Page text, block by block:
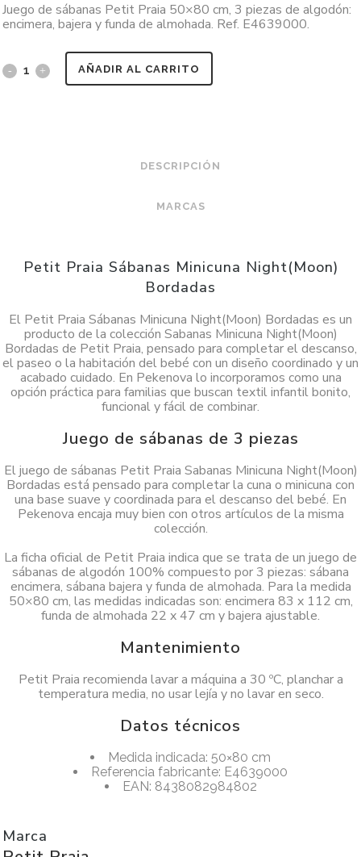
Juego de sábanas Petit Praia 50×80 cm, 3 piezas de algodón:
encimera, bajera y funda de almohada. Ref. E4639000.
AÑADIR AL CARRITO
DESCRIPCIÓN
MARCAS
Petit Praia Sábanas Minicuna Night(Moon)
Bordadas
El Petit Praia Sábanas Minicuna Night(Moon) Bordadas es un
producto de la colección Sabanas Minicuna Night(Moon)
Bordadas de Petit Praia, pensado para completar el descanso,
el paseo o la habitación del bebé con un diseño coordinado y un
acabado cuidado. En Pekenova lo incorporamos como una
opción práctica para familias que buscan textil infantil bonito,
funcional y fácil de combinar.
Juego de sábanas de 3 piezas
El juego de sábanas Petit Praia Sabanas Minicuna Night(Moon)
Bordadas está pensado para completar la cuna o minicuna con
una base suave y coordinada para el descanso del bebé. En
Pekenova encaja muy bien con otros artículos de la misma
colección.
La ficha oficial de Petit Praia indica que se trata de un juego de
sábanas de algodón 100% compuesto por 3 piezas: sábana
encimera, sábana bajera y funda de almohada. Para la medida
50×80 cm, las medidas indicadas son: encimera 83 x 112 cm,
funda de almohada 22 x 47 cm y bajera ajustable.
Mantenimiento
Petit Praia recomienda lavar a máquina a 30 ºC, planchar a
temperatura media, no usar lejía y no lavar en seco.
Datos técnicos
Medida indicada: 50×80 cm
Referencia fabricante: E4639000
EAN: 8438082984802
Marca